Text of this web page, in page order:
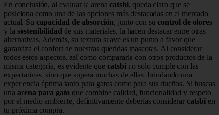
En conclusión, al evaluar la arena catsbi, queda claro que se
posiciona como una de las opciones más destacadas en el mercado
actual. Su capacidad de absorción, junto con su control de olores
y la sostenibilidad de sus materiales, la hacen destacar entre otras
alternativas. Además, su textura suave es un punto a favor que
garantiza el confort de nuestras queridas mascotas. Al considerar
todos estos aspectos, así como compararla con otros productos de la
misma categoría, es evidente que catsbi no solo cumple con las
expectativas, sino que supera muchas de ellas, brindando una
experiencia óptima tanto para gatos como para sus dueños. Si buscas
una arena para gato que combine calidad, funcionalidad y respeto
por el medio ambiente, definitivamente deberías considerar catsbi en
tu próxima compra.